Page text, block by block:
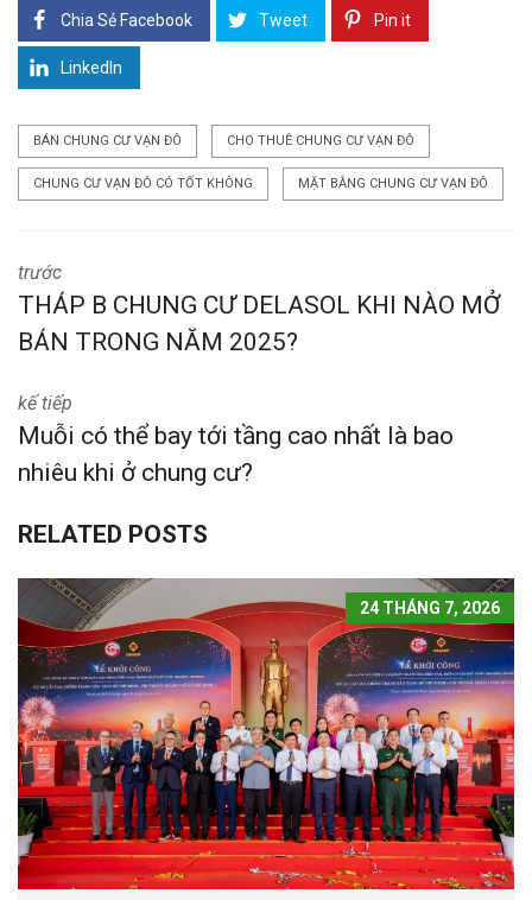
Chia Sẻ Facebook Tweet Pin it
LinkedIn
BÁN CHUNG CƯ VẠN ĐÔ CHO THUÊ CHUNG CƯ VẠN ĐÔ
CHUNG CƯ VẠN ĐÔ CÓ TỐT KHÔNG MẶT BẰNG CHUNG CƯ VẠN ĐÔ
trước
THÁP B CHUNG CƯ DELASOL KHI NÀO MỞ
BÁN TRONG NĂM 2025?
kế tiếp
Muỗi có thể bay tới tầng cao nhất là bao
nhiêu khi ở chung cư?
RELATED POSTS
24 THÁNG 7, 2026